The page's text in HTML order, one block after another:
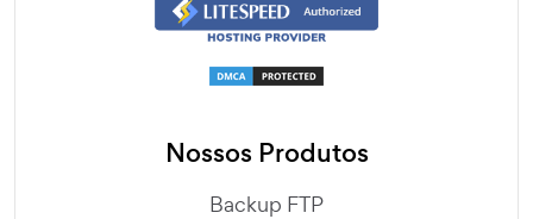
Nossos Produtos
Backup FTP